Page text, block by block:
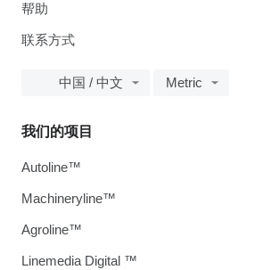
帮助
联系方式
中国 / 中文 Metric
我们的项目
Autoline™
Machineryline™
Agroline™
Linemedia Digital ™